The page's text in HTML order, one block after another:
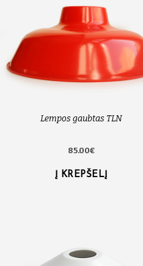
Lempos gaubtas TLN
85.00€
Į KREPŠELĮ